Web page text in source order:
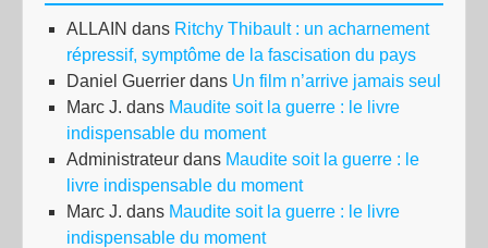
ALLAIN dans Ritchy Thibault : un acharnement
répressif, symptôme de la fascisation du pays
Daniel Guerrier dans Un film n’arrive jamais seul
Marc J. dans Maudite soit la guerre : le livre
indispensable du moment
Administrateur dans Maudite soit la guerre : le
livre indispensable du moment
Marc J. dans Maudite soit la guerre : le livre
indispensable du moment